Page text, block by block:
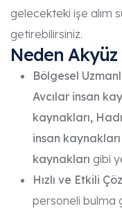
gelecekteki işe alım
getirebilirsiniz.
Neden
Bölgesel
Avcılar insan
kaynakları,
insan kaynakları
kaynakları gibi
Hızlı ve Etkili
personeli bulma